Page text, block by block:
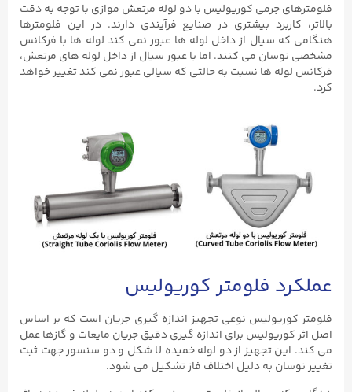
فلومترهای جرمی کوریولیس با دو لوله مرتعش موازی با توجه به دقت
بالاتر، کاربرد بیشتری در صنایع فرآیندی دارند. در این فلومترها
هنگامی که سیال از داخل لوله ها عبور نمی کند لوله ها با فرکانس
مشخصی نوسان می کنند. اما با عبور سیال از داخل لوله های مرتعش،
فرکانس لوله ها نسبت به حالتی که سیالی عبور نمی کند تغییر خواهد
کرد.
عملکرد فلومتر کوریولیس
فلومتر کوریولیس نوعی تجهیز اندازه گیری جریان است که بر اساس
اصل اثر کوریولیس برای اندازه گیری دقیق جریان مایعات و گازها عمل
می کند. این تجهیز از دو لوله خمیده U شکل و دو سنسور جهت ثبت
تغییر نوسان به دلیل اختلاف فاز تشکیل می شود.